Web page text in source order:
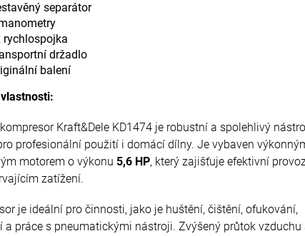
separátor
rychlospojka
držadlo
balení
Kraft&Dele KD1474 je robustní a spolehlivý
profesionální použití i domácí dílny. Je vybaven
motorem o výkonu 5,6 HP, který zajišťuje efektivní
zatížení.
je ideální pro činnosti, jako je huštění, čištění, ofukování,
a práce s pneumatickými nástroji. Zvýšený průtok vzduchu